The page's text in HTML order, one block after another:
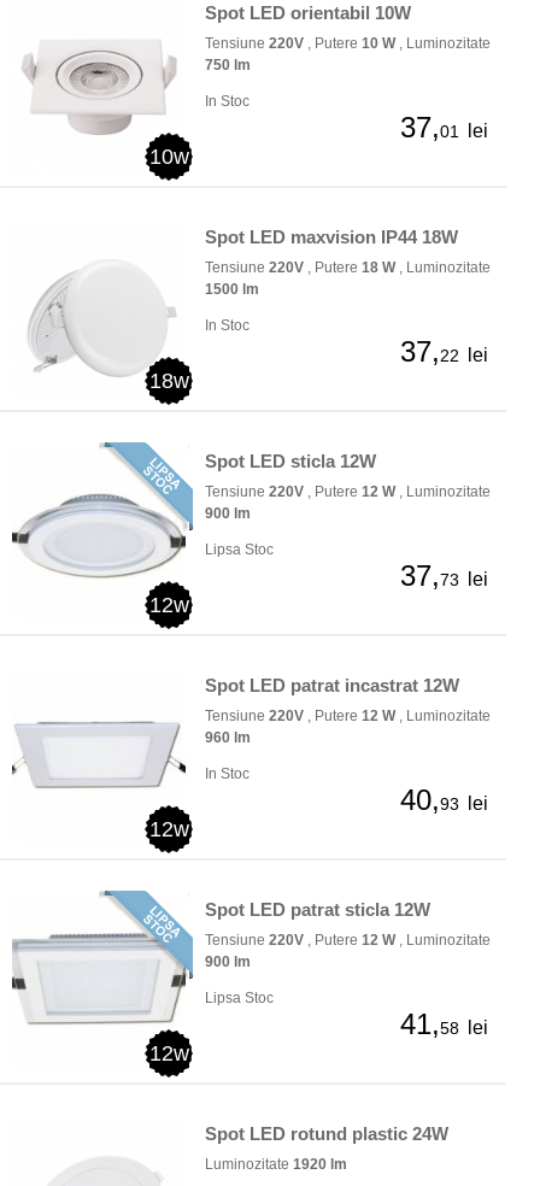
10w
Spot LED orientabil 10W
Tensiune 220V , Putere 10 W, Luminozitate
750 lm
In Stoc
37,01 lei
18w
Spot LED maxvision IP44 18W
Tensiune 220V , Putere 18 W, Luminozitate
1500 lm
In Stoc
37,22 lei
12w
Spot LED sticla 12W
Tensiune 220V , Putere 12 W, Luminozitate
900 lm
Lipsa Stoc
37,73 lei
12w
Spot LED patrat incastrat 12W
Tensiune 220V , Putere 12 W, Luminozitate
960 lm
In Stoc
40,93 lei
12w
Spot LED patrat sticla 12W
Tensiune 220V , Putere 12 W, Luminozitate
900 lm
Lipsa Stoc
41,58 lei
Spot LED rotund plastic 24W
Luminozitate 1920 lm